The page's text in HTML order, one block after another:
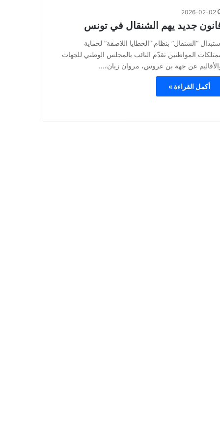
2026-02-02
جديد يهم الشنقال في تونس
“الشنقال” بنظام “الخطايا اللاصقة” لحماية
المواطنين تقدّم النائب بالمجلس الوطني للجهات
عن جهة بن عروس، مروان زيان،…
أكمل القراءة »